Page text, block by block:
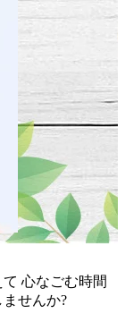
心なごむ時間
せんか?